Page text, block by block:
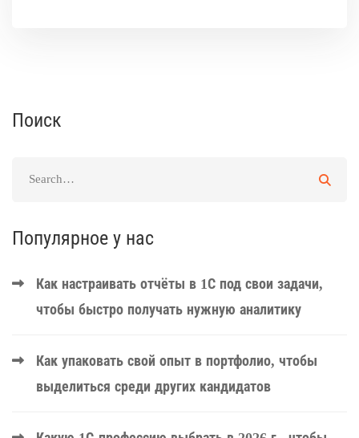
Поиск
Популярное у нас
Как настраивать отчёты в 1С под свои задачи,
чтобы быстро получать нужную аналитику
Как упаковать свой опыт в портфолио, чтобы
выделиться среди других кандидатов